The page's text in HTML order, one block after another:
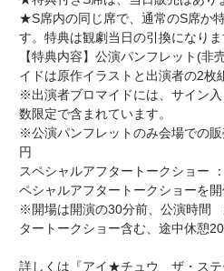
★S席内の同じ席で、通常のS席か
す。特典は観劇当日の引換になりま
【特典内容】公演パンフレット(
イドは原作イラストと出演者の2枚
※出演者ブロマイドには、サイン
数限定で含まれています。
※公演パンフレットのみ会場での
円
スペシャルアフタートークショー
ペシャルアフタートークショーを開
※開場は開演の30分前、公演時間
タートークショー含む、途中休憩
詳しくは『アイ★チュウ ザ・ステ